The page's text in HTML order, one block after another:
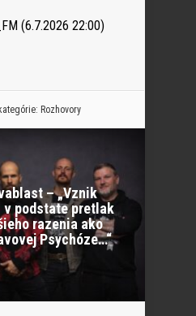
(6.7.2026 22:00)
Rozhovory
– „Vznik
v podstate pretlak
razenia ako
Psychóze…“